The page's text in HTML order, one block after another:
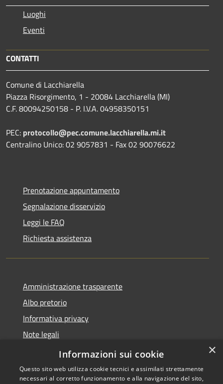
Luoghi
Eventi
CONTATTI
Comune di Lacchiarella
Piazza Risorgimento, 1 - 20084 Lacchiarella (MI)
C.F. 80094250158 - P. I.V.A. 04958350151
PEC: protocollo@pec.comune.lacchiarella.mi.it
Centralino Unico: 02 9057831 - Fax 02 90076622
Prenotazione appuntamento
Segnalazione disservizio
Leggi le FAQ
Richiesta assistenza
Amministrazione trasparente
Albo pretorio
Informativa privacy
Note legali
Dichiarazione di accessibilità
×
Informazioni sui cookie
Questo sito web utilizza cookie tecnici e assimilati strettamente
necessari al corretto funzionamento e alla navigazione del sito,